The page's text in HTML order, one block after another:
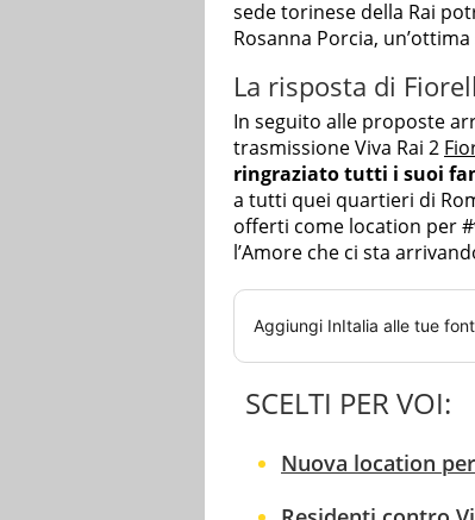
sede torinese della Rai
Rosanna Porcia,
La risposta di
In seguito alle proposte
trasmissione Viva Rai 2
ringraziato tutti i suoi
a tutti quei quartieri di
offerti come location per
l’Amore che ci sta
Aggiungi InItalia alle tue
SCELTI PER VOI:
Nuova location